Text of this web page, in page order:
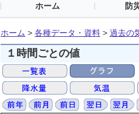
ホーム 防
ホーム > 各種データ・資料 > 過去の
１時間ごとの値